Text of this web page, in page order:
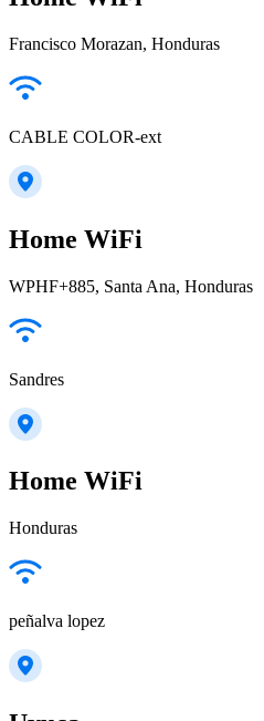
Francisco Morazan, Honduras
CABLE COLOR-ext
Home WiFi
WPHF+885, Santa Ana, Honduras
Sandres
Home WiFi
Honduras
peñalva lopez